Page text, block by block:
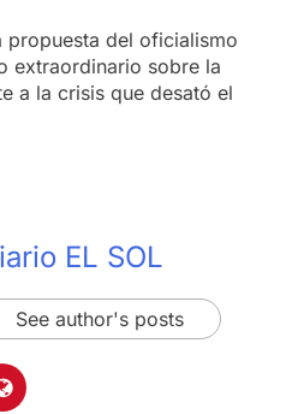
del oficialismo
extraordinario sobre la
a la crisis que desató el
EL SOL
See author's posts